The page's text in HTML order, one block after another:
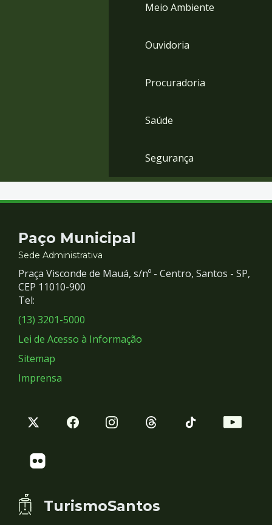
Meio Ambiente
Ouvidoria
Procuradoria
Saúde
Segurança
Contato
e
Redes
Sociais
Paço Municipal
Sede Administrativa
Praça Visconde de Mauá, s/nº - Centro, Santos - SP,
CEP 11010-900
Tel:
(13) 3201-5000
Lei de Acesso à Informação
Sitemap
Imprensa
TurismoSantos